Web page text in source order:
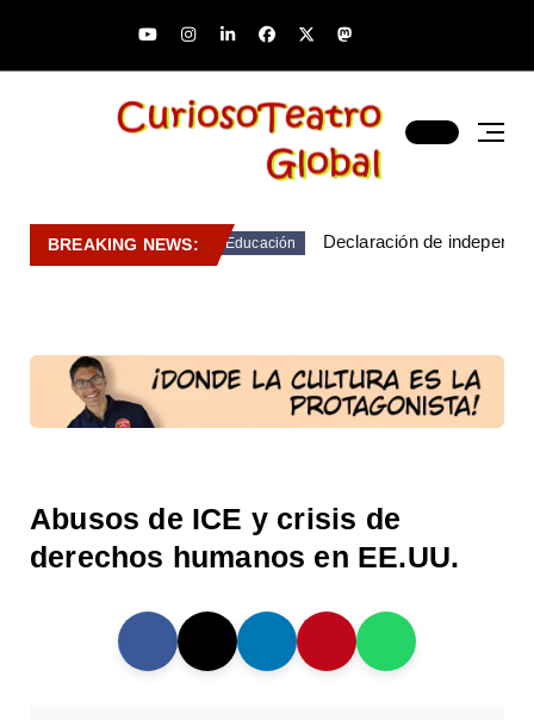
BREAKING NEWS: Educación Declaración de
Abusos de ICE y crisis de
derechos humanos en EE.UU.